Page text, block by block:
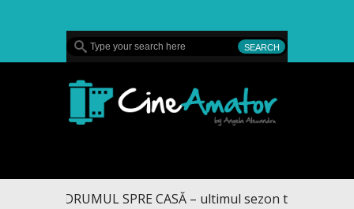
DRUMUL SPRE CASĂ – ultimul sezon te aduce la